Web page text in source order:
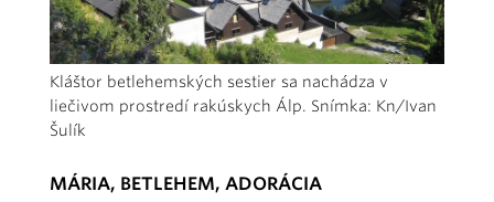
Kláštor betlehemských sestier sa nachádza v
liečivom prostredí rakúskych Álp. Snímka: Kn/Ivan
Šulík
MÁRIA, BETLEHEM, ADORÁCIA